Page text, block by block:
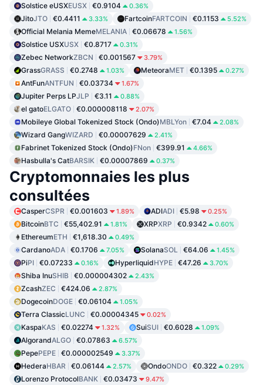
Solstice eUSXEUSX €0.9104 0.36%
JitoJTO €0.4411 3.33% FartcoinFARTCOIN €0.1153 5.52%
Official Melania MemeMELANIA €0.06678 1.56%
Solstice USXUSX €0.8717 0.31%
Zebec NetworkZBCN €0.001567 3.79%
GrassGRASS €0.2748 1.03% MeteoraMET €0.1395 0.27%
AntFunANTFUN €0.03734 1.67%
Jupiter Perps LPJLP €3.11 0.88%
el gatoELGATO €0.000008118 2.07%
Mobileye Global Tokenized Stock (Ondo)MBLYon €7.04 2.08%
Wizard GangWIZARD €0.00007629 2.41%
Fabrinet Tokenized Stock (Ondo)FNon €399.91 4.66%
Hasbulla's CatBARSIK €0.00007869 0.37%
Cryptomonnaies les plus
consultées
CasperCSPR €0.001603 1.89% ADIADI €5.98 0.25%
BitcoinBTC €55,402.91 1.81% XRPXRP €0.9342 0.60%
EthereumETH €1,618.30 0.49%
CardanoADA €0.1706 7.05% SolanaSOL €64.06 1.45%
PiPI €0.07233 0.16% HyperliquidHYPE €47.26 3.70%
Shiba InuSHIB €0.000004302 2.43%
ZcashZEC €424.06 2.87%
DogecoinDOGE €0.06104 1.05%
Terra ClassicLUNC €0.00004345 0.02%
KaspaKAS €0.02274 1.32% SuiSUI €0.6028 1.09%
AlgorandALGO €0.07863 6.57%
PepePEPE €0.000002549 3.37%
HederaHBAR €0.06144 2.57% OndoONDO €0.322 0.29%
Lorenzo ProtocolBANK €0.03473 9.47%